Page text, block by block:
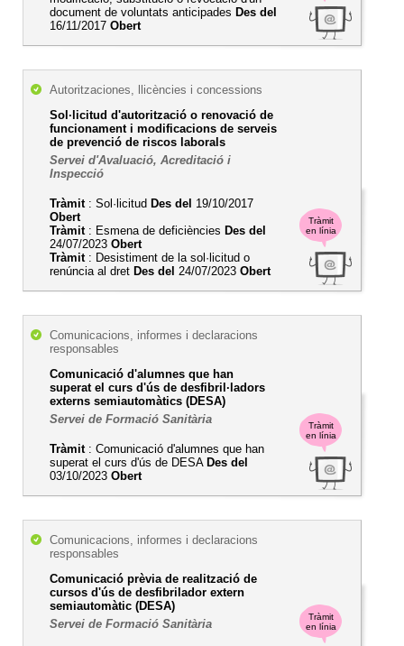
document de voluntats anticipades Des del
16/11/2017 Obert
Tràmit
en línia
Autoritzaciones, llicències i concessions
Sol·licitud d'autorització o renovació de
funcionament i modificacions de serveis
de prevenció de riscos laborals
Servei d'Avaluació, Acreditació i
Inspecció
Tràmit: Sol·licitud Des del 19/10/2017
Obert
Tràmit: Esmena de deficiències Des del
24/07/2023 Obert
Tràmit: Desistiment de la sol·licitud o
renúncia al dret Des del 24/07/2023 Obert
Tràmit
en línia
Comunicacions, informes i declaracions
responsables
Comunicació d'alumnes que han
superat el curs d'ús de desfibril·ladors
externs semiautomàtics (DESA)
Servei de Formació Sanitària
Tràmit: Comunicació d'alumnes que han
superat el curs d'ús de DESA Des del
03/10/2023 Obert
Tràmit
en línia
Comunicacions, informes i declaracions
responsables
Comunicació prèvia de realització de
cursos d'ús de desfibrilador extern
semiautomàtic (DESA)
Servei de Formació Sanitària